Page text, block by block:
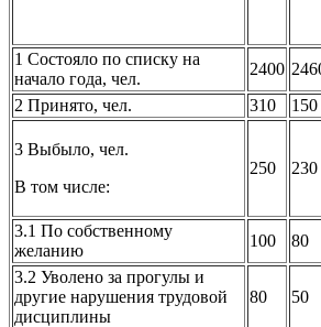
1 Состояло по списку на
начало года, чел.
2400
2 Принято, чел.
310 150
3 Выбыло, чел.
В том числе:
250 230
3.1 По собственному
желанию
100 80
3.2 Уволено за прогулы и
другие нарушения трудовой
дисциплины
80 50